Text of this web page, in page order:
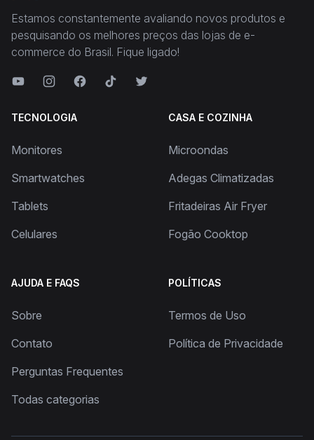
Estamos constantemente avaliando novos produtos e
pesquisando os melhores preços das lojas de e-
commerce do Brasil. Fique ligado!
TECNOLOGIA
Monitores
Smartwatches
Tablets
Celulares
CASA E COZINHA
Microondas
Adegas Climatizadas
Fritadeiras Air Fryer
Fogão Cooktop
AJUDA E FAQS
Sobre
Contato
Perguntas Frequentes
Todas categorias
POLÍTICAS
Termos de Uso
Política de Privacidade